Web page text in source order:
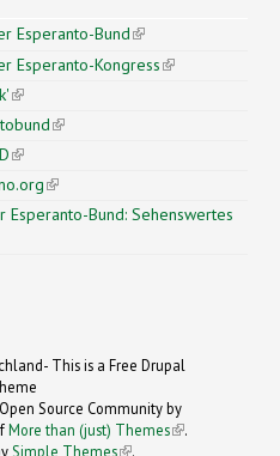
Esperanto-Bund(link is
external)
Esperanto-Kongress(link is
(link is external)
(link is external)
(link is external)
(link is external)
Esperanto-Bund: Sehenswertes
This is a Free Drupal
Source Community by
More than (just) Themes (link is
.
Simple Themes
(link is
.